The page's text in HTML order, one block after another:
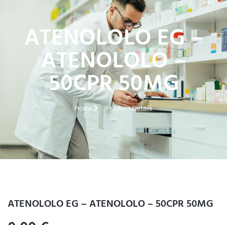
ATENOLOLO EG –
ATENOLOLO –
50CPR 50MG
Home Product Details
ATENOLOLO EG – ATENOLOLO – 50CPR 50MG